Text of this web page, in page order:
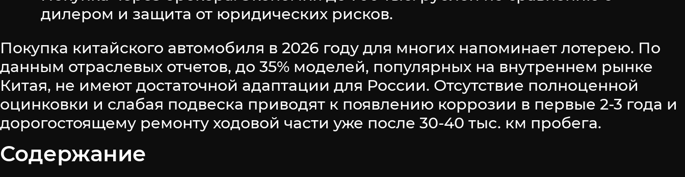
дилером и защита от юридических рисков.
Покупка китайского автомобиля в 2026 году для многих напоминает лотерею. По
данным отраслевых отчетов, до 35% моделей, популярных на внутреннем рынке
Китая, не имеют достаточной адаптации для России. Отсутствие полноценной
оцинковки и слабая подвеска приводят к появлению коррозии в первые 2-3 года и
дорогостоящему ремонту ходовой части уже после 30-40 тыс. км пробега.
Содержание